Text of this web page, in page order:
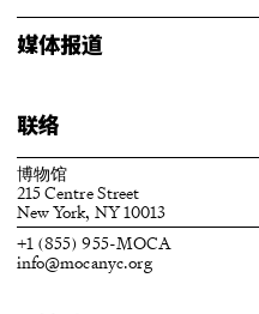
媒体报道
联络
博物馆
215 Centre Street
New York, NY 10013
+1 (855) 955-MOCA
info@mocanyc.org